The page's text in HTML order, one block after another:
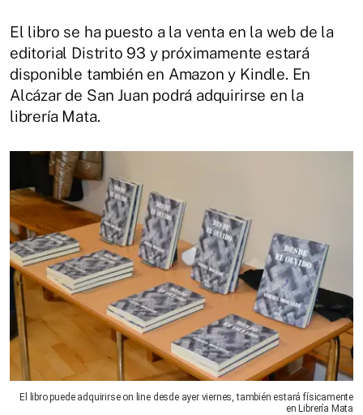
El libro se ha puesto a la venta en la web de la
editorial Distrito 93 y próximamente estará
disponible también en Amazon y Kindle. En
Alcázar de San Juan podrá adquirirse en la
librería Mata.
El libro puede adquirirse on line desde ayer viernes, también estará físicamente
en Librería Mata